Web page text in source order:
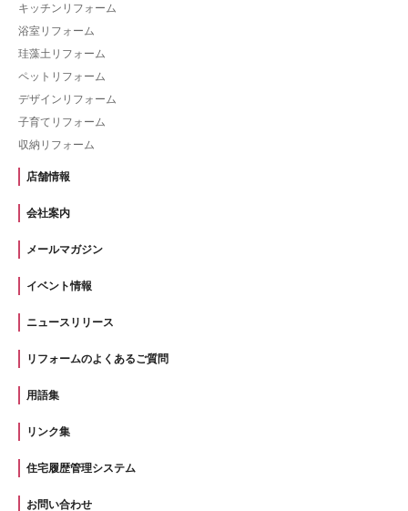
キッチンリフォーム
浴室リフォーム
珪藻土リフォーム
ペットリフォーム
デザインリフォーム
子育てリフォーム
収納リフォーム
店舗情報
会社案内
メールマガジン
イベント情報
ニュースリリース
リフォームのよくあるご質問
用語集
リンク集
住宅履歴管理システム
お問い合わせ